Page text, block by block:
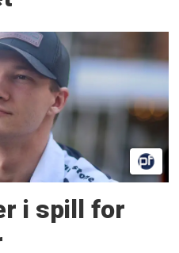
i spill for